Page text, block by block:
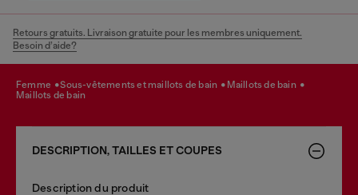
Retours gratuits. Livraison gratuite pour les membres uniquement.
Besoin d’aide?
femme sous-vêtements et maillots de bain
maillots de bain
maillots de bain
DESCRIPTION, TAILLES ET COUPES
Description du produit